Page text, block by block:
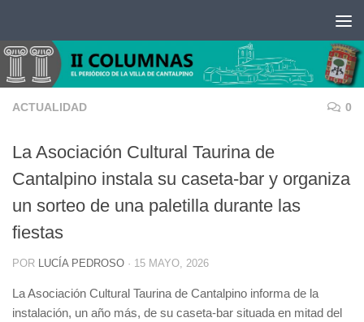
ACTUALIDAD 0
La Asociación Cultural Taurina de
Cantalpino instala su caseta-bar y organiza
un sorteo de una paletilla durante las
fiestas
POR LUCÍA PEDROSO · 15 MAYO, 2026
La Asociación Cultural Taurina de Cantalpino informa de la
instalación, un año más, de su caseta-bar situada en mitad del